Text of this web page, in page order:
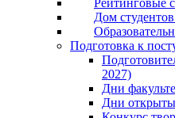
Рейтинговые
Дом
Подготовка к
2027)
Дни
Дни